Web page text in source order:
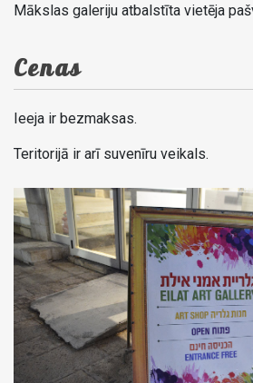
Mākslas galeriju atbalstīta vietēja
Cenas
Ieeja ir bezmaksas.
Teritorijā ir arī suvenīru veikals.